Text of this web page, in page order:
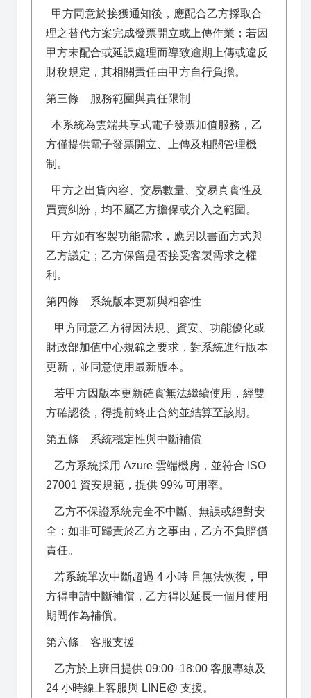
甲方同意於接獲通知後，應配合乙方採取合
理之替代方案完成發票開立或上傳作業；若因
甲方未配合或延誤處理而導致逾期上傳或違反
財稅規定，其相關責任由甲方自行負擔。
第三條 服務範圍與責任限制
本系統為雲端共享式電子發票加值服務，乙
方僅提供電子發票開立、上傳及相關管理機
制。
甲方之出貨內容、交易數量、交易真實性及
買賣糾紛，均不屬乙方擔保或介入之範圍。
甲方如有客製功能需求，應另以書面方式與
乙方議定；乙方保留是否接受客製需求之權
利。
第四條 系統版本更新與相容性
甲方同意乙方得因法規、資安、功能優化或
財政部加值中心規範之要求，對系統進行版本
更新，並同意使用最新版本。
若甲方因版本更新確實無法繼續使用，經雙
方確認後，得提前終止合約並結算至該期。
第五條 系統穩定性與中斷補償
乙方系統採用 Azure 雲端機房，並符合 ISO
27001 資安規範，提供 99% 可用率。
乙方不保證系統完全不中斷、無誤或絕對安
全；如非可歸責於乙方之事由，乙方不負賠償
責任。
若系統單次中斷超過 4 小時 且無法恢復，甲
方得申請中斷補償，乙方得以延長一個月使用
期間作為補償。
第六條 客服支援
乙方於上班日提供 09:00–18:00 客服專線及
24 小時線上客服與 LINE@ 支援。